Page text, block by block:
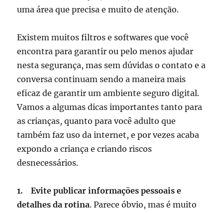
uma área que precisa e muito de atenção.
Existem muitos filtros e softwares que você
encontra para garantir ou pelo menos ajudar
nesta segurança, mas sem dúvidas o contato e a
conversa continuam sendo a maneira mais
eficaz de garantir um ambiente seguro digital.
Vamos a algumas dicas importantes tanto para
as crianças, quanto para você adulto que
também faz uso da internet, e por vezes acaba
expondo a criança e criando riscos
desnecessários.
1. Evite publicar informações pessoais e
detalhes da rotina. Parece óbvio, mas é muito